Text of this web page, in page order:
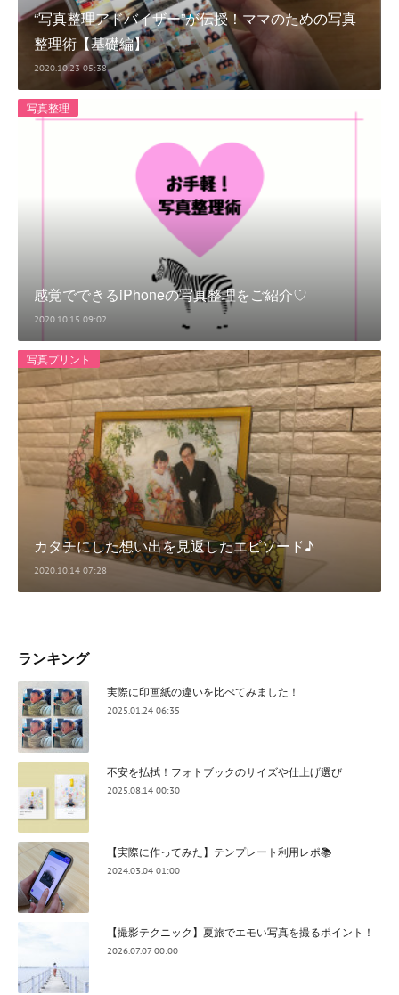
“写真整理アドバイザー”が伝授！ママのための写真
整理術【基礎編】
2020.10.23 05:38
写真整理
感覚でできるiPhoneの写真整理をご紹介♡
2020.10.15 09:02
写真プリント
カタチにした想い出を見返したエピソード♪
2020.10.14 07:28
ランキング
実際に印画紙の違いを比べてみました！
2025.01.24 06:35
不安を払拭！フォトブックのサイズや仕上げ選び
2025.08.14 00:30
【実際に作ってみた】テンプレート利用レポ📚
2024.03.04 01:00
【撮影テクニック】夏旅でエモい写真を撮るポイント！
2026.07.07 00:00